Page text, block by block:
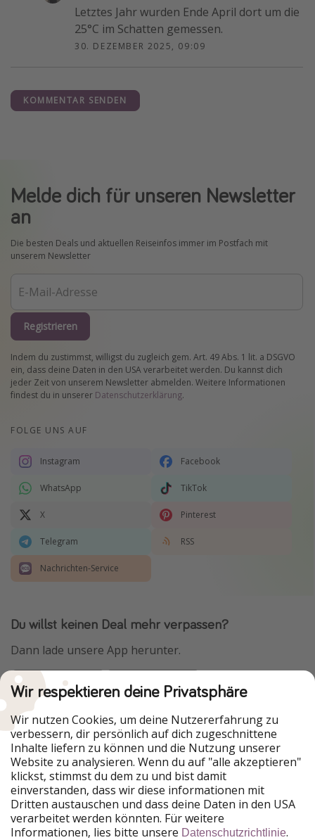
Letztes Jahr wurden Ende April dort um die
25°C im Schatten gemessen.
30. DEZEMBER 2025, 09:09
KOMMENTAR SENDEN
Melde dich für unseren Newsletter
an
Die besten Deals und aktuellen Reiseinfos immer im Postfach mit
unserem Newsletter
Registrieren
Indem du zustimmst, willigst du zugleich gem. Art. 49 Abs. 1 lit. a DSGVO
ein, dass deine Daten in den USA verarbeitet werden. Du kannst dich
jeder Zeit von unserem Newsletter abmelden. Weitere Informationen
findest du in unserer Datenschutzerklärung.
FOLGE UNS AUF
Instagram Facebook
WhatsApp TikTok
X Pinterest
Telegram RSS
Nachrichten-Service
Du willst keinen Deal mehr verpassen?
Dann lade unsere App herunter.
Urlaubspiraten ist Teil der HolidayPirates Group
Unsere Märkte
PiratinViaggio
HolidayPirates
VakantiePiraten
WakacyjniPiraci
VoyagesPirates
Ferienpiraten
Urlaubspiraten
ViajerosPiratas
TravelPirates
Wir respektieren deine Privatsphäre
Wir nutzen Cookies, um deine Nutzererfahrung zu
verbessern, dir persönlich auf dich zugeschnittene
Inhalte liefern zu können und die Nutzung unserer
Website zu analysieren. Wenn du auf "alle akzeptieren"
klickst, stimmst du dem zu und bist damit
einverstanden, dass wir diese informationen mit
Dritten austauschen und dass deine Daten in den USA
verarbeitet werden könnten. Für weitere
Informationen, lies bitte unsere Datenschutzrichtlinie.